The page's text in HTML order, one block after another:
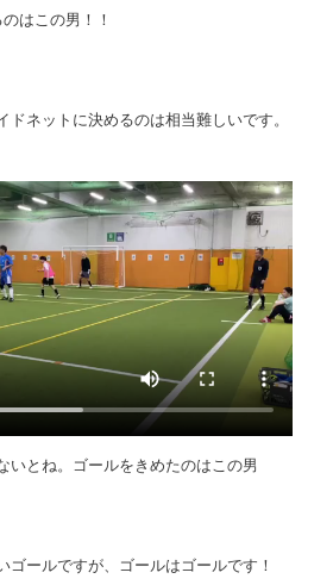
はこの男！！
ネットに決めるのは相当難しいです。
いとね。ゴールをきめたのはこの男
ゴールですが、ゴールはゴールです！